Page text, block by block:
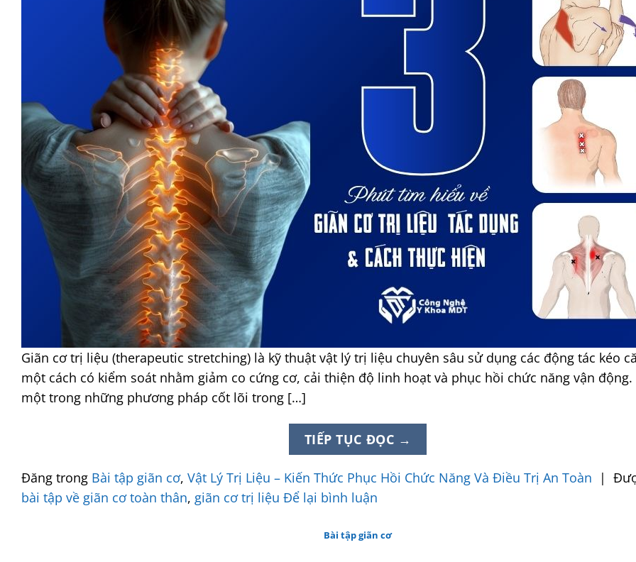
Giãn cơ trị liệu (therapeutic stretching) là kỹ thuật vật lý trị liệu chuyên sâu sử dụng các động tác kéo
một cách có kiểm soát nhằm giảm co cứng cơ, cải thiện độ linh hoạt và phục hồi chức năng vận
một trong những phương pháp cốt lõi trong […]
TIẾP TỤC ĐỌC →
Đăng trong Bài tập giãn cơ, Vật Lý Trị Liệu – Kiến Thức Phục Hồi Chức Năng Và Điều Trị An Toàn |
bài tập về giãn cơ toàn thân, giãn cơ trị liệu Để lại bình luận
Bài tập giãn cơ